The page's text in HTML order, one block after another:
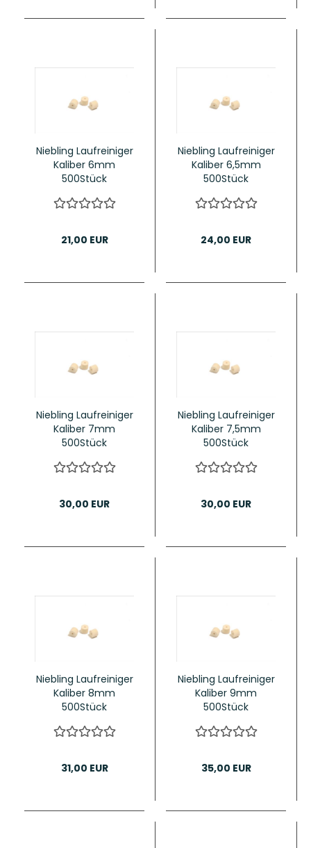
Niebling Laufreiniger
Kaliber 6mm
500Stück
21,00 EUR
Niebling Laufreiniger
Kaliber 6,5mm
500Stück
24,00 EUR
Niebling Laufreiniger
Kaliber 7mm
500Stück
30,00 EUR
Niebling Laufreiniger
Kaliber 7,5mm
500Stück
30,00 EUR
Niebling Laufreiniger
Kaliber 8mm
500Stück
31,00 EUR
Niebling Laufreiniger
Kaliber 9mm
500Stück
35,00 EUR